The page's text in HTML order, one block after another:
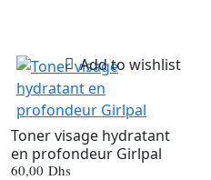
Add to wishlist
Toner visage hydratant
en profondeur Girlpal
60,00 Dhs